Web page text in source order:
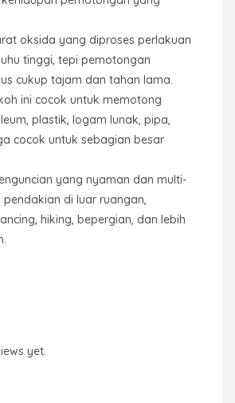
oksida yang diproses perlakuan
tinggi, tepi pemotongan
cukup tajam dan tahan lama.
ini cocok untuk memotong
plastik, logam lunak, pipa,
cocok untuk sebagian besar
yang nyaman dan multi-
di luar ruangan,
hiking, bepergian, dan lebih
yet.